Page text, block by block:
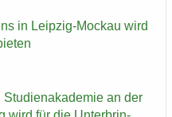
in Leipzig-​Mockau wird
an der